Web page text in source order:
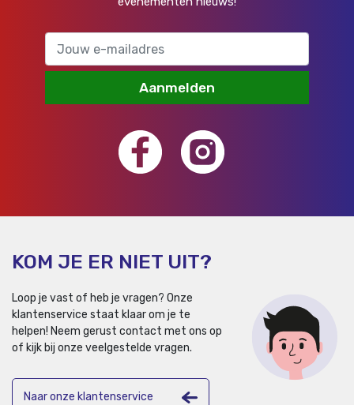
Aanmelden
KOM JE ER NIET UIT?
Loop je vast of heb je vragen? Onze
klantenservice staat klaar om je te
helpen! Neem gerust contact met ons op
of kijk bij onze veelgestelde vragen.
Naar onze klantenservice